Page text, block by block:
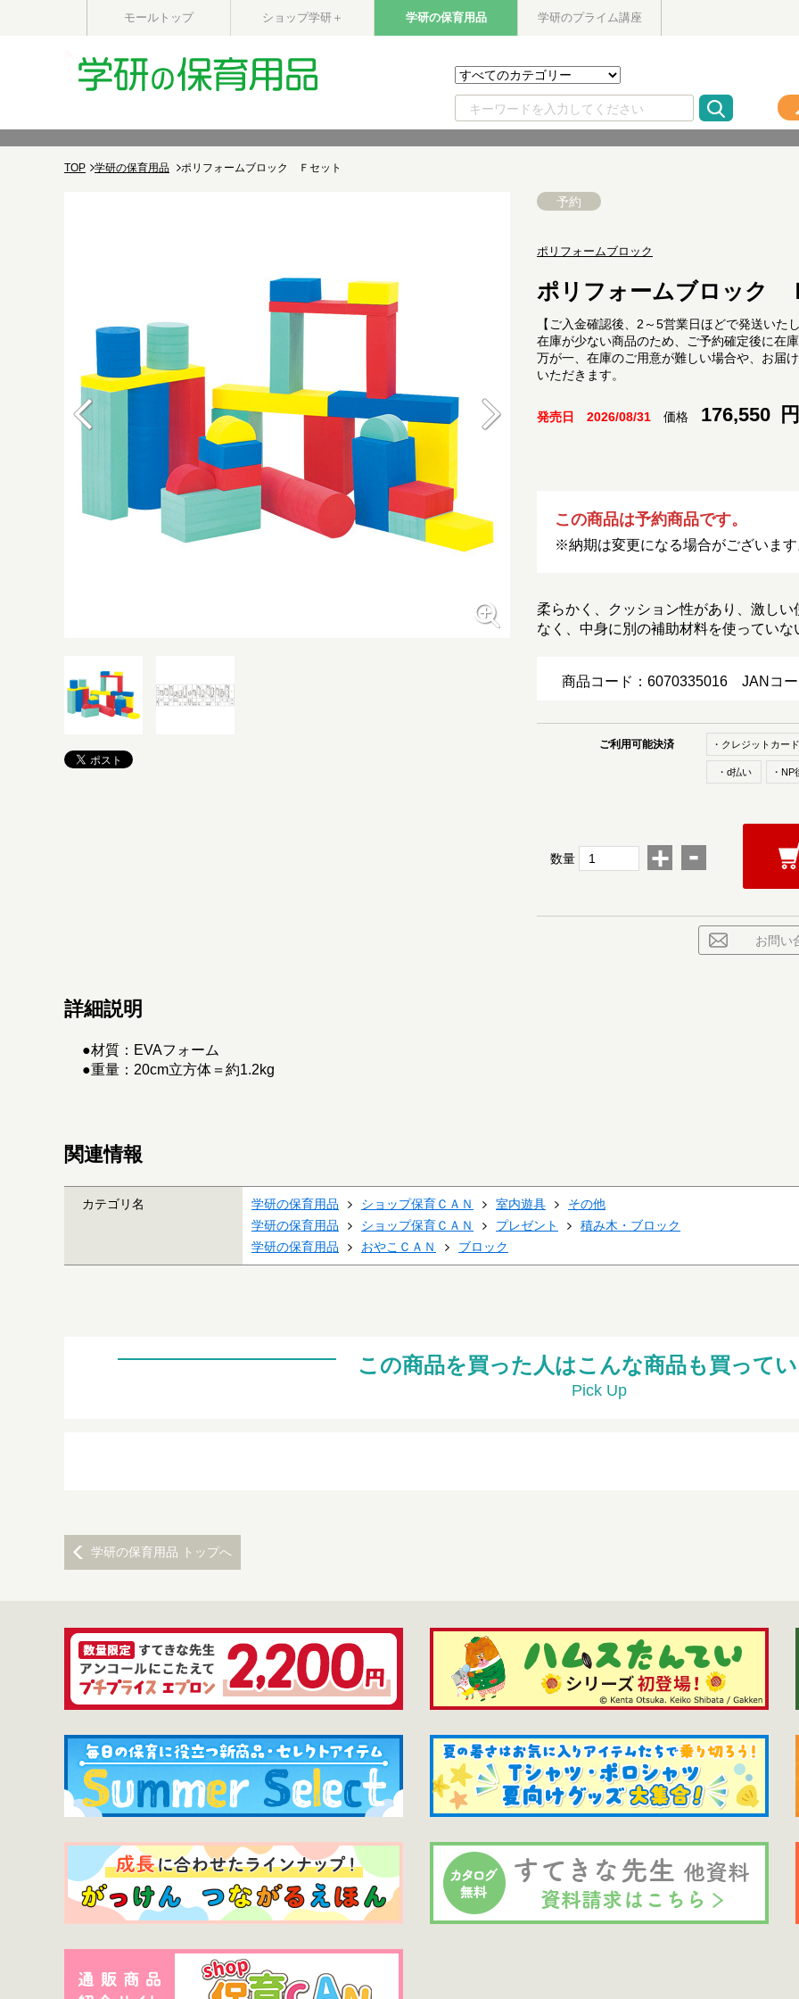
モールトップ ショップ学研＋ 学研の保育用品 学研のプライム講座
TOP 学研の保育用品 ポリフォームブロック Ｆセット
予約
ポリフォームブロック
ポリフォームブロック
【ご入金確認後、2～5営業日ほどで発送いた
在庫が少ない商品のため、ご予約確定後に在
万が一、在庫のご用意が難しい場合や、お届
いただきます。
発売日 2026/08/31 価格 176,550
この商品は予約商品です。
※納期は変更になる場合がございま
柔らかく、クッション性があり、激し
なく、中身に別の補助材料を使ってい
商品コード：6070335016 JANコ
ご利用可能決済 ・クレジットカード
・d払い ・NP
数量 + -
お問い
詳細説明
●材質：EVAフォーム
●重量：20cm立方体＝約1.2kg
関連情報
カテゴリ名 学研の保育用品 ショップ保育ＣＡＮ 室内遊具
その他
学研の保育用品
ショップ保育ＣＡＮ プレゼント
積み木・ブロック
学研の保育用品
おやこＣＡＮ ブロック
この商品を買った人はこんな商品も買って
Pick Up
学研の保育用品 トップへ